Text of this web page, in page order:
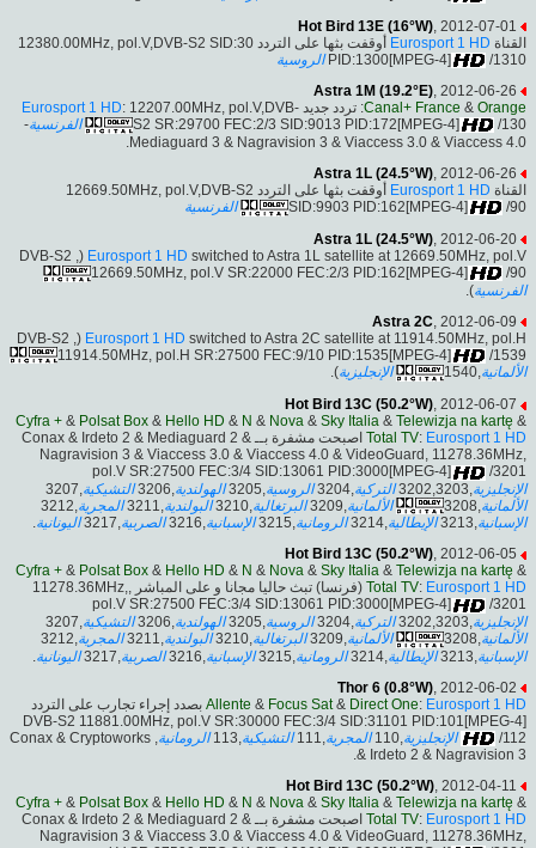
Hot Bird 13E (16°W) , 2012-07-01
القناة Eurosport 1 HD
أوقفت بثها على التردد 12380.00MHz, pol.V,DVB-S2 SID:30
PID:1300[MPEG-4]
/1310
الروسية
Astra 1M (19.2°E), 2012-06-26
Canal+ France & Orange : تردد جديد Eurosport 1 HD: 12207.00MHz, pol.V,DVB-
S2 SR:29700 FEC:2/3 SID:9013 PID:172[MPEG-4]
/130 الفرنسية-
Mediaguard 3 & Nagravision 3 & Viaccess 3.0 & Viaccess 4.0.
Astra 1L (24.5°W), 2012-06-26
القناة Eurosport 1 HD
أوقفت بثها على التردد 12669.50MHz, pol.V,DVB-S2
SID:9903 PID:162[MPEG-4]
/90
الفرنسية
Astra 1L (24.5°W) , 2012-06-20
Eurosport 1 HD
switched to Astra 1L satellite at 12669.50MHz, pol.V (DVB-S2 ,
12669.50MHz, pol.V SR:22000 FEC:2/3 PID:162[MPEG-4]
/90
الفرنسية).
Astra 2C , 2012-06-09
Eurosport 1 HD
switched to Astra 2C satellite at 11914.50MHz, pol.H (DVB-S2 ,
11914.50MHz, pol.H SR:27500 FEC:9/10 PID:1535[MPEG-4]
/1539
الألمانية,1540 الإنجليزية).
Hot Bird 13C (50.2°W), 2012-06-07
Cyfra + & Polsat Box & Hello HD & N & Nova & Sky Italia & Telewizja na kartę &
Total TV: Eurosport 1 HD
اصبحت مشفرة بــ Conax & Irdeto 2 & Mediaguard 2 &
Nagravision 3 & Viaccess 3.0 & Viaccess 4.0 & VideoGuard, 11278.36MHz,
pol.V SR:27500 FEC:3/4 SID:13061 PID:3000[MPEG-4]
/3201
الإنجليزية
التركية الروسية الهولندية التشيكية
الألمانية
الألمانية البرتغالية البولندية المجرية
الإسبانية,3213 الإيطالية,3214 الرومانية,3215 الإسبانية,3216 الصربية,3217 اليونانية.
Hot Bird 13C (50.2°W), 2012-06-05
Cyfra + & Polsat Box & Hello HD & N & Nova & Sky Italia & Telewizja na kartę &
Total TV: Eurosport 1 HD
(فرنسا) تبث حاليا مجانا و على المباشر ,11278.36MHz,
pol.V SR:27500 FEC:3/4 SID:13061 PID:3000[MPEG-4]
/3201
الإنجليزية
التركية الروسية الهولندية التشيكية
الألمانية
الألمانية البرتغالية البولندية المجرية
الإسبانية
الإيطالية الرومانية الإسبانية الصربية اليونانية
Thor 6 (0.8°W) , 2012-06-02
Allente & Focus Sat& Direct One: Eurosport 1 HD
بصدد إجراء تجارب على التردد
DVB-S2 11881.00MHz, pol.V SR:30000 FEC:3/4 SID:31101 PID:101[MPEG-4]
/112
الإنجليزية المجرية التشيكية الرومانية , Conax & Cryptoworks
& Irdeto 2 & Nagravision 3.
Hot Bird 13C (50.2°W), 2012-04-11
Cyfra + & Polsat Box & Hello HD & N & Nova & Sky Italia & Telewizja na kartę &
Total TV: Eurosport 1 HD
اصبحت مشفرة بــ Conax & Irdeto 2 & Mediaguard 2 &
Nagravision 3 & Viaccess 3.0 & Viaccess 4.0 & VideoGuard, 11278.36MHz,